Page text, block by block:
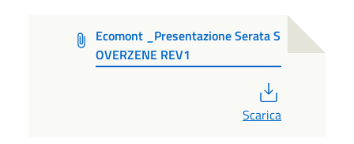
Ecomont _Presentazione Serata S
OVERZENE REV1
Scarica